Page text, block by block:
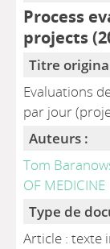
Process
projects
Titre
Evaluations
par jour
Auteurs :
Tom
OF MEDICINE
Type de
Article : texte